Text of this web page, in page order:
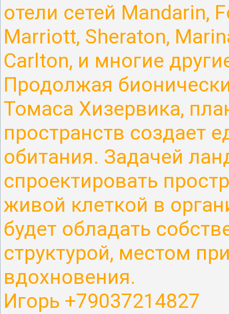
отели сетей Mandarin,
Marriott, Sheraton,
Carlton, и многие
Продолжая
Томаса Хизервика,
пространств создает
обитания. Задачей
спроектировать
живой клеткой в
будет обладать
структурой, местом
вдохновения.
Игорь +79037214827